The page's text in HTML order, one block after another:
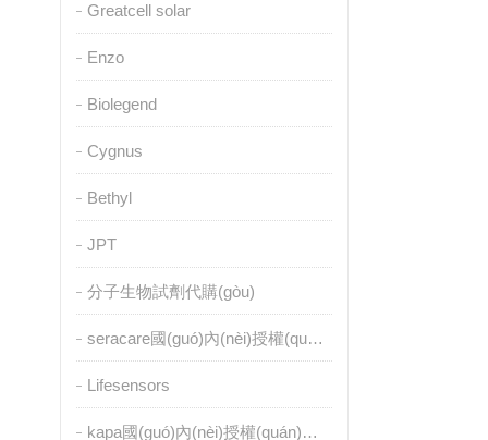
Greatcell solar
Enzo
Biolegend
Cygnus
Bethyl
JPT
分子生物試劑代購(gòu)
seracare國(guó)內(nèi)授權(quán)代理
Lifesensors
kapa國(guó)內(nèi)授權(quán)代理